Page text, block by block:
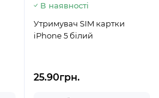
В наявності
Утримувач SIM картки
iPhone 5 білий
25.90грн.